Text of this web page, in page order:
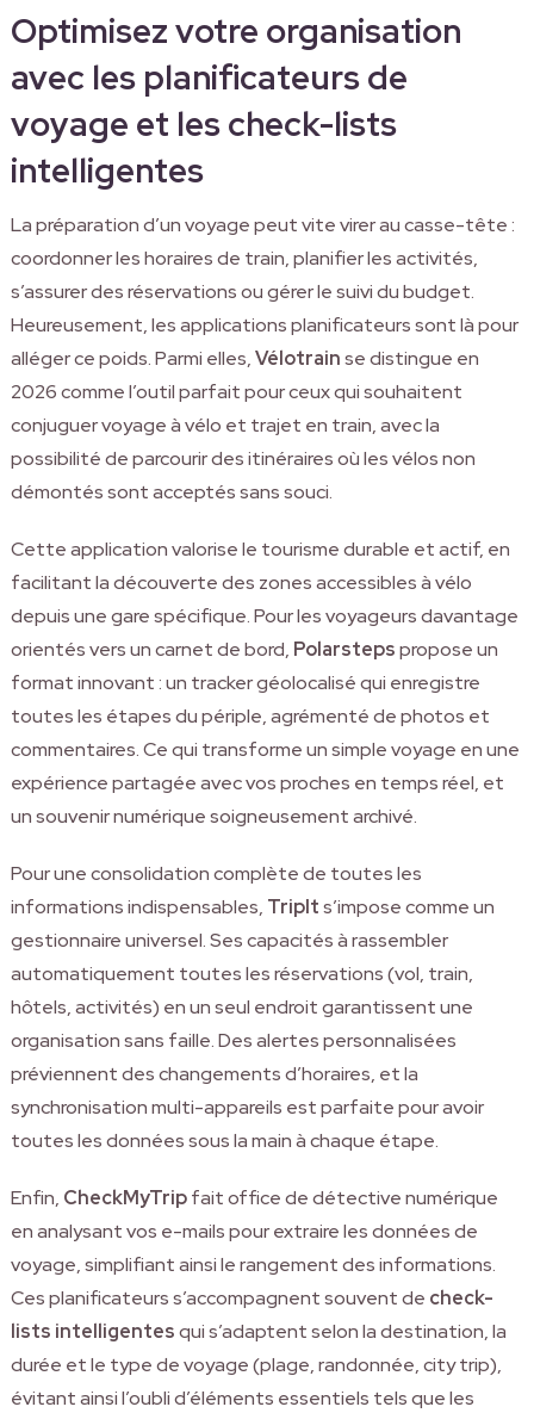
Optimisez votre organisation
avec les planificateurs de
voyage et les check-lists
intelligentes
La préparation d’un voyage peut vite virer au casse-tête :
coordonner les horaires de train, planifier les activités,
s’assurer des réservations ou gérer le suivi du budget.
Heureusement, les applications planificateurs sont là pour
alléger ce poids. Parmi elles,Vélotrainse distingue en
2026 comme l’outil parfait pour ceux qui souhaitent
conjuguer voyage à vélo et trajet en train, avec la
possibilité de parcourir des itinéraires où les vélos non
démontés sont acceptés sans souci.
Cette application valorise le tourisme durable et actif, en
facilitant la découverte des zones accessibles à vélo
depuis une gare spécifique. Pour les voyageurs davantage
orientés vers un carnet de bord, Polarstepspropose un
format innovant : un tracker géolocalisé qui enregistre
toutes les étapes du périple, agrémenté de photos et
commentaires. Ce qui transforme un simple voyage en une
expérience partagée avec vos proches en temps réel, et
un souvenir numérique soigneusement archivé.
Pour une consolidation complète de toutes les
informations indispensables, TripIts’impose comme un
gestionnaire universel. Ses capacités à rassembler
automatiquement toutes les réservations (vol, train,
hôtels, activités) en un seul endroit garantissent une
organisation sans faille. Des alertes personnalisées
préviennent des changements d’horaires, et la
synchronisation multi-appareils est parfaite pour avoir
toutes les données sous la main à chaque étape.
Enfin, CheckMyTripfait office de détective numérique
en analysant vos e-mails pour extraire les données de
voyage, simplifiant ainsi le rangement des informations.
Ces planificateurs s’accompagnent souvent de check-
lists intelligentesqui s’adaptent selon la destination, la
durée et le type de voyage (plage, randonnée, city trip),
évitant ainsi l’oubli d’éléments essentiels tels que les